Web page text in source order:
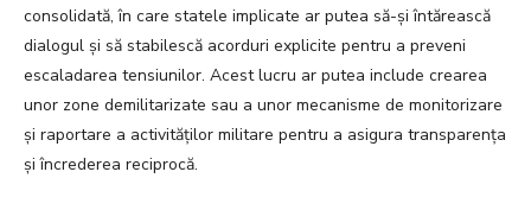
consolidată, în care statele implicate ar putea să-și întărească
dialogul și să stabilescă acorduri explicite pentru a preveni
escaladarea tensiunilor. Acest lucru ar putea include crearea
unor zone demilitarizate sau a unor mecanisme de monitorizare
și raportare a activităților militare pentru a asigura transparența
și încrederea reciprocă.